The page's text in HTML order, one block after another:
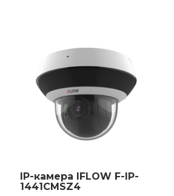
IP-камера IFLOW F-IP-
1441CMSZ4